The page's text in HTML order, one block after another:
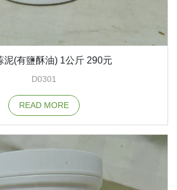
泥(有鹽酥油) 1公斤 290元
D0301
READ MORE